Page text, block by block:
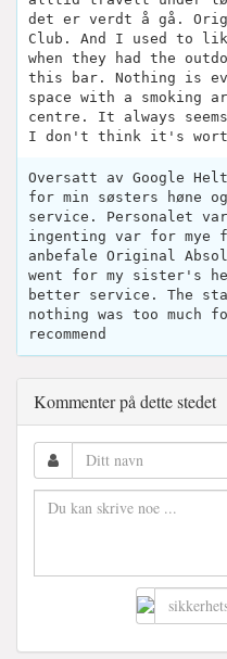
det er verdt å gå.
Club. And I used to
when they had the
this bar. Nothing is
space with a smoking
centre. It always
I don't think it's
Oversatt av Google
for min søsters høne
service. Personalet var
ingenting var for
anbefale Original
went for my sister's
better service. The
nothing was too much
recommend
Kommenter på dette stedet